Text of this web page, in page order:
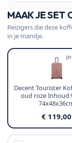
MAAK JE SET
Reizigers die deze
in je mandje.
Decent Tourister
oud roze Inhoud
€ 119,00